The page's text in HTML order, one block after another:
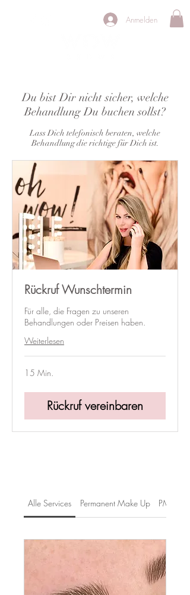
Anmelden
Du bist Dir nicht sicher, welche
Behandlung Du buchen sollst?
Lass Dich telefonisch beraten, welche
Behandlung die richtige für Dich ist.
Rückruf Wunschtermin
Für alle, die Fragen zu unseren
Behandlungen oder Preisen haben.
Weiterlesen
15 Min.
Rückruf vereinbaren
Alle Services Permanent Make Up PMU